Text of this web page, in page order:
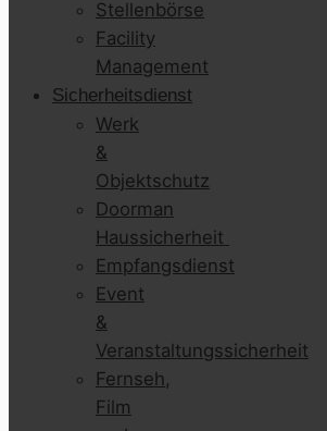
Stellenbörse
Facility
Management
Sicherheitsdienst
Werk
&
Objektschutz
Doorman
Haussicherheit
Empfangsdienst
Event
&
Veranstaltungssicherheit
Fernseh,
Film